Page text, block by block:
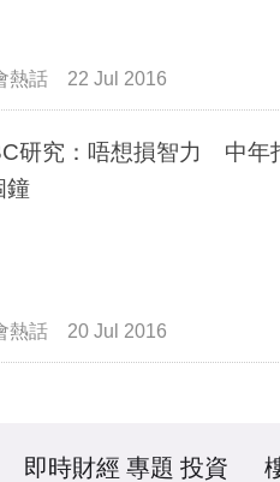
熱話 22 Jul 2016
研究：唔想損智力 中年
鐘
熱話 20 Jul 2016
即時財經 專題 投資